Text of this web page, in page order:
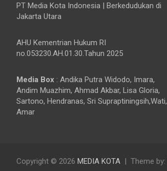
PT Media Kota Indonesia | Berkedudukan di
Jakarta Utara
AHU Kementrian Hukum RI
no.053230.AH.01.30.Tahun 2025
Media Box : Andika Putra Widodo, Imara,
Andim Muazhim, Ahmad Akbar, Lisa Gloria,
Sartono, Hendranas, Sri Supraptiningsih,Wati,
Amar
Copyright © 2026 MEDIA KOTA Theme by: